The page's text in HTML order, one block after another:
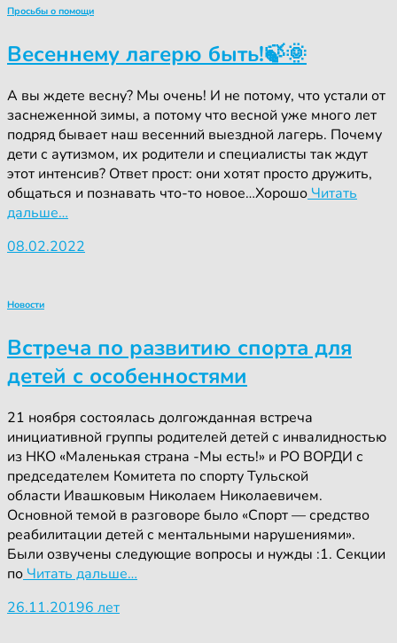
Просьбы о помощи
Весеннему лагерю быть!🍃🌞
А вы ждете весну? Мы очень! И не потому, что устали от
заснеженной зимы, а потому что весной уже много лет
подряд бывает наш весенний выездной лагерь. Почему
дети с аутизмом, их родители и специалисты так ждут
этот интенсив? Ответ прост: они хотят просто дружить,
общаться и познавать что-то новое…Хорошо Читать
дальше…
08.02.2022
Новости
Встреча по развитию спорта для
детей с особенностями
21 ноября состоялась долгожданная встреча
инициативной группы родителей детей с инвалидностью
из НКО «Маленькая страна -Мы есть!» и РО ВОРДИ с
председателем Комитета по спорту​ Тульской
области Ивашковым Николаем Николаевичем.
Основной темой в разговоре было «Спорт — средство
реабилитации детей с ментальными нарушениями».
Были озвучены следующие вопросы и нужды :1. Секции
по Читать дальше…
26.11.20196 лет